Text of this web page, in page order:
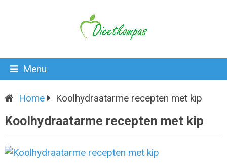
Menu
Home Koolhydraatarme recepten met kip
Koolhydraatarme recepten met kip